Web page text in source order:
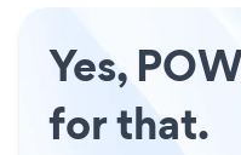
Yes,
for that.